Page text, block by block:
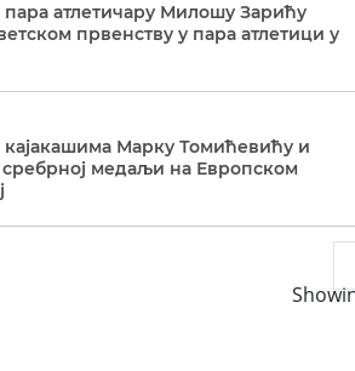
атлетичару Милошу Зарићу
првенству у пара атлетици у
Марку Томићевићу и
медаљи на Европском